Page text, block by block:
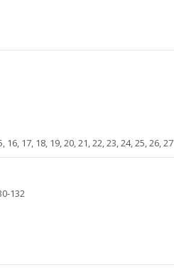
16, 17, 18, 19, 20, 21, 22, 23, 24, 25, 26, 27
132